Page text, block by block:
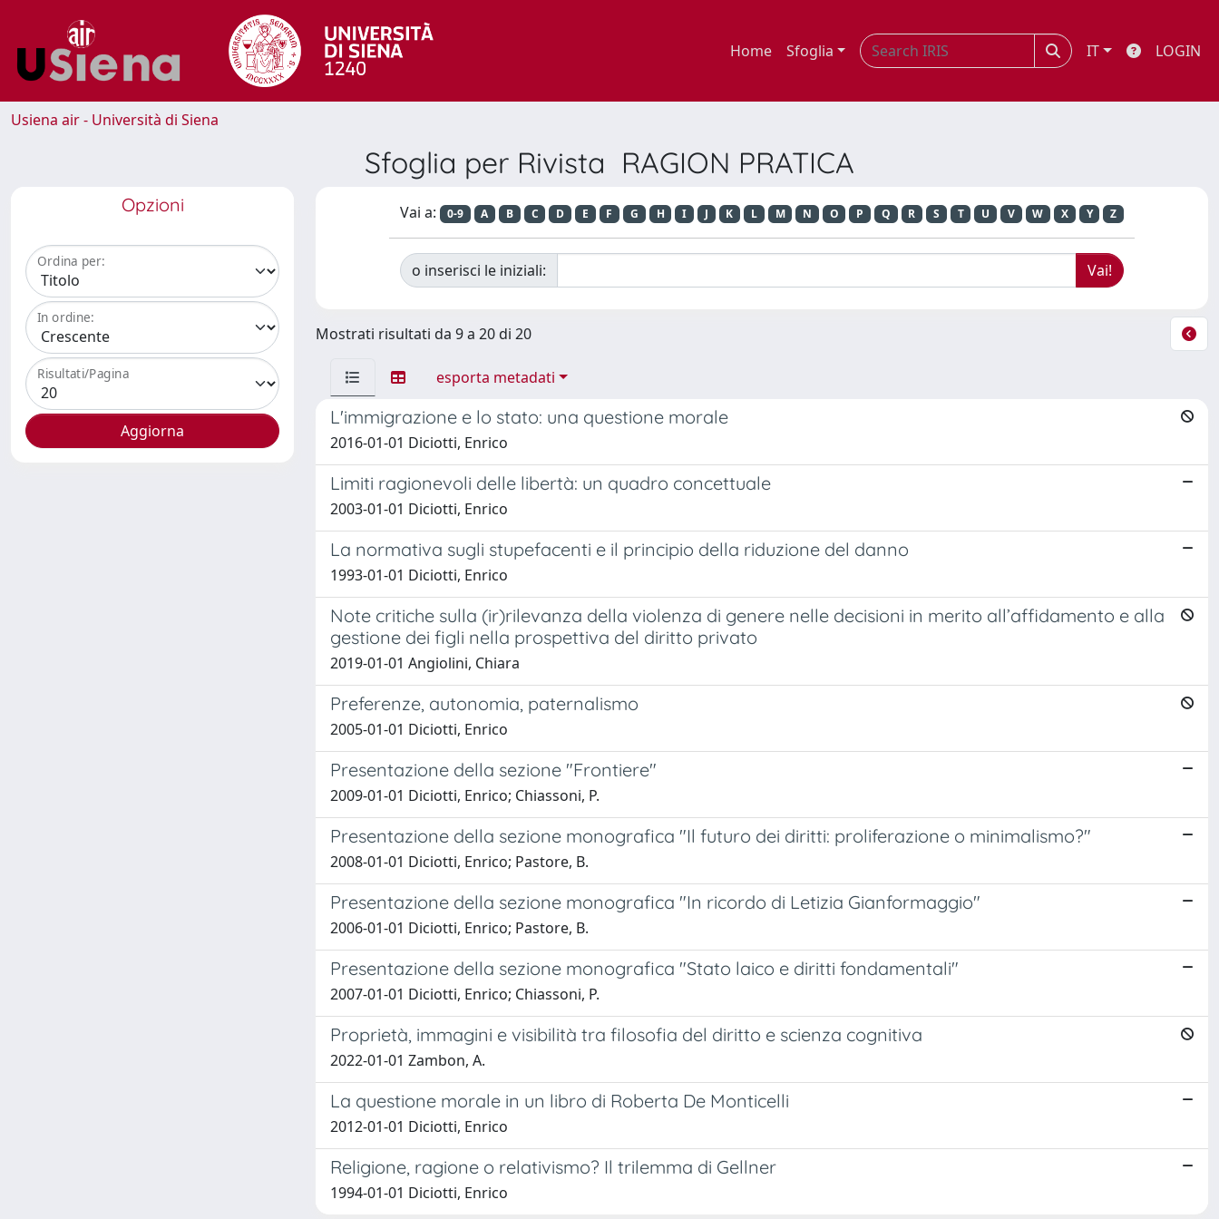
Home Sfoglia IT LOGIN
Usiena air - Università di Siena
Sfoglia per Rivista RAGION PRATICA
Opzioni
Ordina per:
In ordine:
Risultati/Pagina
Vai a: 0-9 A B C D E F G H I J K L M N O P Q R S T U V W X Y Z
o inserisci le iniziali:
Mostrati risultati da 9 a 20 di 20
esporta metadati
L'immigrazione e lo stato: una questione morale
2016-01-01 Diciotti, Enrico
Limiti ragionevoli delle libertà: un quadro concettuale
2003-01-01 Diciotti, Enrico
La normativa sugli stupefacenti e il principio della riduzione del danno
1993-01-01 Diciotti, Enrico
Note critiche sulla (ir)rilevanza della violenza di genere nelle decisioni in merito all’affidamento e alla
gestione dei figli nella prospettiva del diritto privato
2019-01-01 Angiolini, Chiara
Preferenze, autonomia, paternalismo
2005-01-01 Diciotti, Enrico
Presentazione della sezione "Frontiere"
2009-01-01 Diciotti, Enrico; Chiassoni, P.
Presentazione della sezione monografica "Il futuro dei diritti: proliferazione o minimalismo?"
2008-01-01 Diciotti, Enrico; Pastore, B.
Presentazione della sezione monografica "In ricordo di Letizia Gianformaggio"
2006-01-01 Diciotti, Enrico; Pastore, B.
Presentazione della sezione monografica "Stato laico e diritti fondamentali"
2007-01-01 Diciotti, Enrico; Chiassoni, P.
Proprietà, immagini e visibilità tra filosofia del diritto e scienza cognitiva
2022-01-01 Zambon, A.
La questione morale in un libro di Roberta De Monticelli
2012-01-01 Diciotti, Enrico
Religione, ragione o relativismo? Il trilemma di Gellner
1994-01-01 Diciotti, Enrico